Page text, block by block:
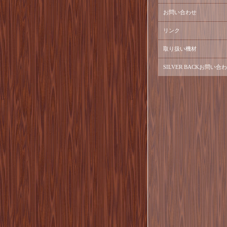
お問い合わせ
リンク
取り扱い機材
SILVER BACKお問い合